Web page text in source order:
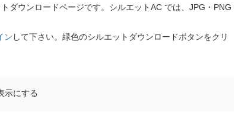
ウンロードページです。シルエットAC では、JPG・PNG
ン して下さい。緑色のシルエットダウンロードボタンをクリ
示にする